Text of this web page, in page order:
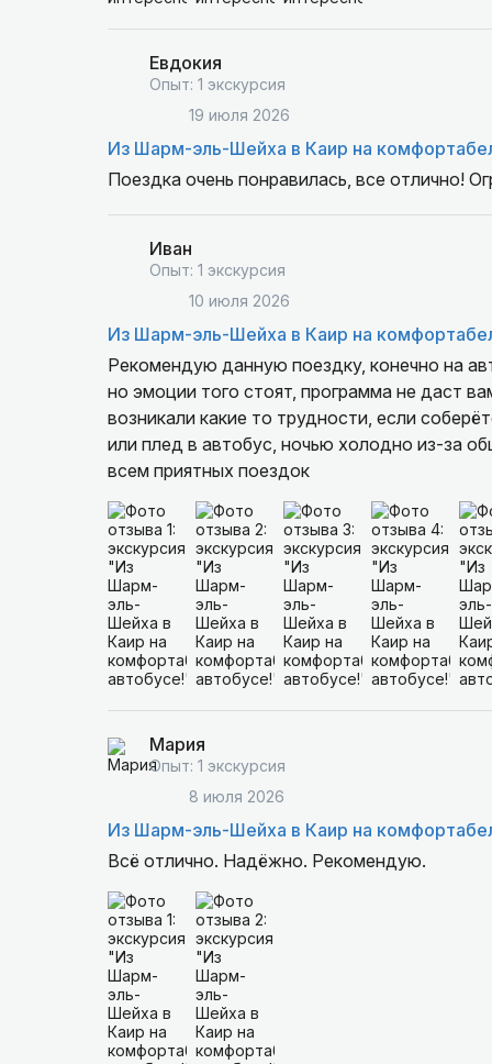
Евдокия
Опыт: 1 экскурсия
19 июля 2026
Из Шарм-эль-Шейха в Каир на
Поездка очень понравилась, все отлично!
Иван
Опыт: 1 экскурсия
10 июля 2026
Из Шарм-эль-Шейха в Каир на
Рекомендую данную поездку, конечно на
но эмоции того стоят, программа не даст
возникали какие то трудности, если
или плед в автобус, ночью холодно из-за
всем приятных поездок
Мария
Опыт: 1 экскурсия
8 июля 2026
Из Шарм-эль-Шейха в Каир на
Всё отлично. Надёжно. Рекомендую.